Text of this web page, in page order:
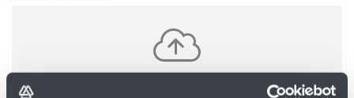
Vložte jeden alebo viac súborov pomocou CTRL+shift